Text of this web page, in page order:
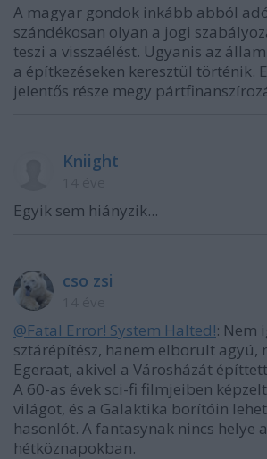
A magyar gondok inkább abból
szándékosan olyan a jogi
teszi a visszaélést. Ugyanis az
a építkezéseken keresztül történik.
jelentős része megy
Kniight
Egyik sem hiányzik...
cso zsi
@Fatal Error! System Halted!: Nem
sztárépítész, hanem elborult agyú,
Egeraat, akivel a Városházát
A 60-as évek sci-fi filmjeiben
világot, és a Galaktika borítóin
hasonlót. A fantasynak nincs helye a
hétköznapokban.